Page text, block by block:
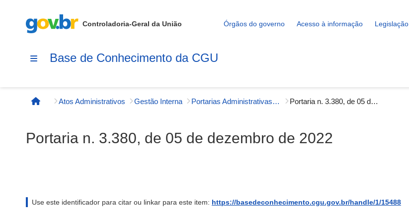
Controladoria-Geral da União Órgãos do governo Acesso à informação Legislação
Base de Conhecimento da CGU
Página inicial
Atos Administrativos Gestão Interna Portarias Administrativas - Gestão Interna Portaria n. 3.380, de 05 de dezembro de 2022
Portaria n. 3.380, de 05 de dezembro de 2022
Use este identificador para citar ou linkar para este item: https://basedeconhecimento.cgu.gov.br/handle/1/15488